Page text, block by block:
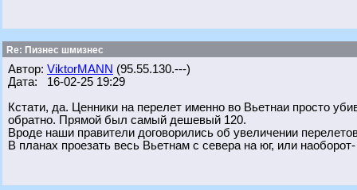
Re: Пизнес шмизнес
Автор: ViktorMANN (95.55.130.---)
Дата: 16-02-25 19:29
Кстати, да. Ценники на перелет именно во Вьетнаи просто
обратно. Прямой был самый дешевый 120.
Вроде наши правители договорились об увеличении
В планах проезать весь Вьетнам с севера на юг, или